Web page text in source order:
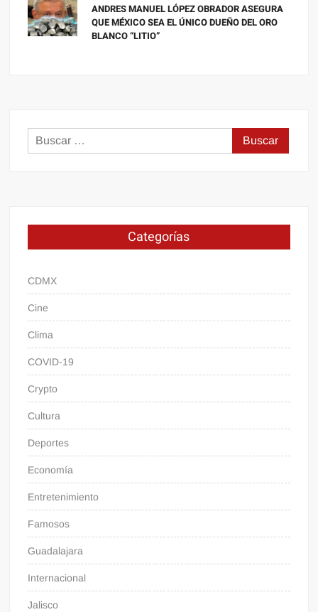
ANDRES MANUEL LÓPEZ OBRADOR ASEGURA
QUE MÉXICO SEA EL ÚNICO DUEÑO DEL ORO
BLANCO “LITIO”
Buscar:
Categorías
CDMX
Cine
Clima
COVID-19
Crypto
Cultura
Deportes
Economía
Entretenimiento
Famosos
Guadalajara
Internacional
Jalisco